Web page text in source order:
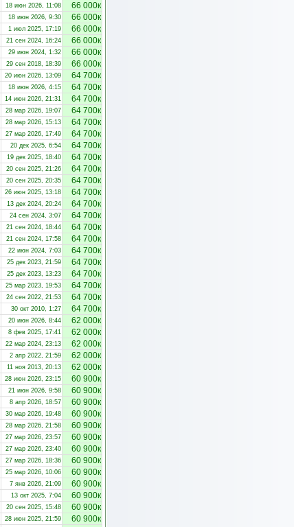
18 июн 2026, 11:08 66 000к
18 июн 2026, 9:30 66 000к
1 июл 2025, 17:19 66 000к
21 сен 2024, 16:24 66 000к
29 июн 2024, 1:32 66 000к
29 сен 2018, 18:39 66 000к
20 июн 2026, 13:09 64 700к
18 июн 2026, 4:15 64 700к
14 июн 2026, 21:31 64 700к
28 мар 2026, 19:07 64 700к
28 мар 2026, 15:13 64 700к
27 мар 2026, 17:49 64 700к
20 дек 2025, 6:54 64 700к
19 дек 2025, 18:40 64 700к
20 сен 2025, 21:26 64 700к
20 сен 2025, 20:35 64 700к
26 июн 2025, 13:18 64 700к
13 дек 2024, 20:24 64 700к
24 сен 2024, 3:07 64 700к
21 сен 2024, 18:44 64 700к
21 сен 2024, 17:58 64 700к
22 июн 2024, 7:03 64 700к
25 дек 2023, 21:59 64 700к
25 дек 2023, 13:23 64 700к
25 мар 2023, 19:53 64 700к
24 сен 2022, 21:53 64 700к
30 окт 2010, 1:27 64 700к
20 июн 2026, 8:44 62 000к
8 фев 2025, 17:41 62 000к
22 мар 2024, 23:13 62 000к
2 апр 2022, 21:59 62 000к
11 ноя 2013, 20:13 62 000к
28 июн 2026, 23:15 60 900к
21 июн 2026, 9:58 60 900к
8 апр 2026, 18:57 60 900к
30 мар 2026, 19:48 60 900к
28 мар 2026, 21:58 60 900к
27 мар 2026, 23:57 60 900к
27 мар 2026, 23:40 60 900к
27 мар 2026, 18:36 60 900к
25 мар 2026, 10:06 60 900к
7 янв 2026, 21:09 60 900к
13 окт 2025, 7:04 60 900к
20 сен 2025, 15:48 60 900к
28 июн 2025, 21:59 60 900к